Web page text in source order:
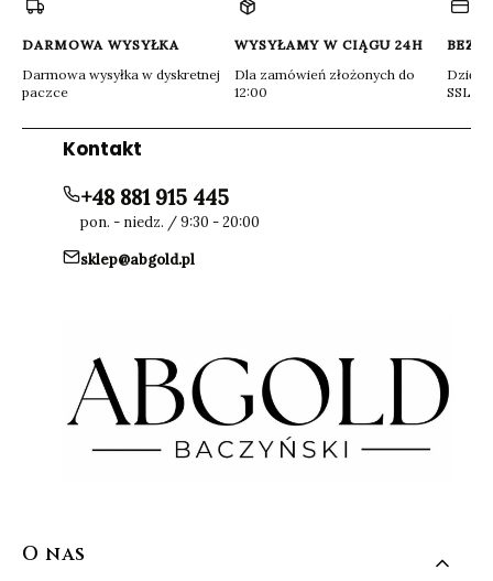
DARMOWA WYSYŁKA
Darmowa wysyłka w dyskretnej
paczce
WYSYŁAMY W CIĄGU 24H
Dla zamówień złożonych do
12:00
Dzięki
SSL
Kontakt
+48 881 915 445
pon. - niedz. / 9:30 - 20:00
sklep@abgold.pl
Linki w stopce
O nas